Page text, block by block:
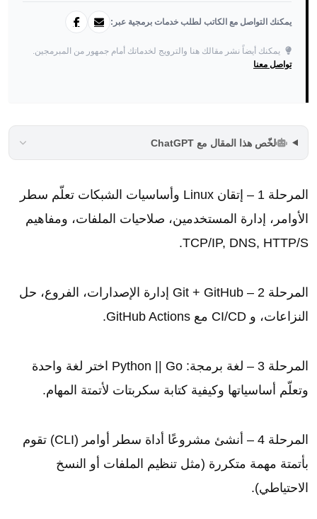
يمكنك التواصل مع الكاتب لطلب خدمات برمجية عبر:
يمكنك أيضاً نشر مقالك هنا والترويج لخدماتك أمام جمهور من المبرمجين.
تواصل معنا
لخّص هذا المقال مع ChatGPT
المرحلة 1 – إتقان Linux وأساسيات الشبكات تعلّم سطر
الأوامر، إدارة المستخدمين، صلاحيات الملفات، ومفاهيم
TCP/IP, DNS, HTTP/S.
المرحلة 2 – Git + GitHub إدارة الإصدارات، الفروع، حل
النزاعات، و CI/CD مع GitHub Actions.
المرحلة 3 – لغة برمجة: Python || Go اختر لغة واحدة
وتعلّم أساسياتها وكيفية كتابة سكربتات لأتمتة المهام.
المرحلة 4 – أنشئ مشروعًا أداة سطر أوامر (CLI) تقوم
بأتمتة مهمة متكررة (مثل تنظيم الملفات أو النسخ
الاحتياطي).